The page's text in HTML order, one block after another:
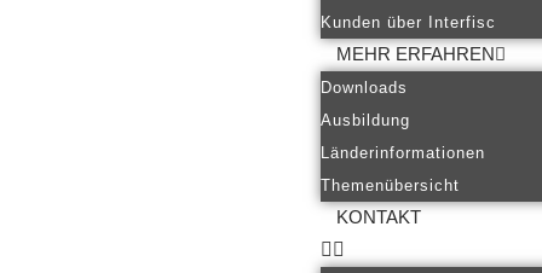
Kunden über Interfisc
MEHR ERFAHREN
Downloads
Ausbildung
Länderinformationen
Themenübersicht
KONTAKT